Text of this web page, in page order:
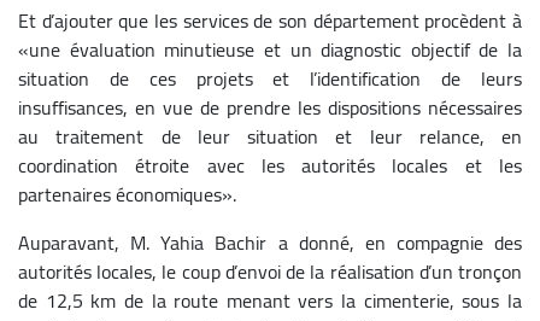
Et d’ajouter que les services de son département procèdent à
«une évaluation minutieuse et un diagnostic objectif de la
situation de ces projets et l’identification de leurs
insuffisances, en vue de prendre les dispositions nécessaires
au traitement de leur situation et leur relance, en
coordination étroite avec les autorités locales et les
partenaires économiques».
Auparavant, M. Yahia Bachir a donné, en compagnie des
autorités locales, le coup d’envoi de la réalisation d’un tronçon
de 12,5 km de la route menant vers la cimenterie, sous la